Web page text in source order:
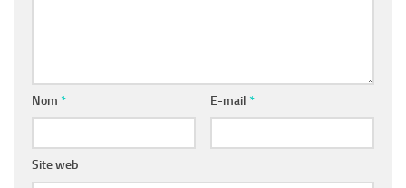
Nom * E-mail *
Site web